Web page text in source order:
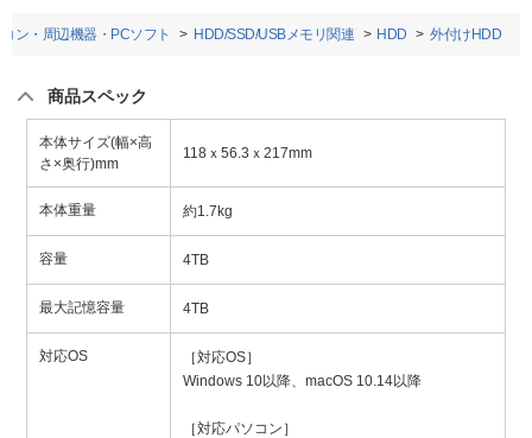
ン・周辺機器・PCソフト HDD/SSD/USBメモリ関連 HDD 外付けHDD
商品スペック
本体サイズ(幅×高
さ×奥行)mm
118ｘ56.3ｘ217mm
本体重量 約1.7kg
容量 4TB
最大記憶容量 4TB
対応OS
［対応OS］
Windows 10以降、macOS 10.14以降
［対応パソコン］